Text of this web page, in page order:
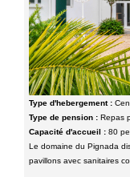
Type d'hebergement :
Type de pension : Repas
Capacité d'accueil : 80
Le domaine du Pignada
pavillons avec sanitaires